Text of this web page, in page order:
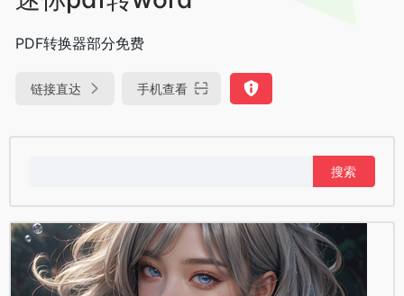
PDF转换器部分免费
链接直达 手机查看